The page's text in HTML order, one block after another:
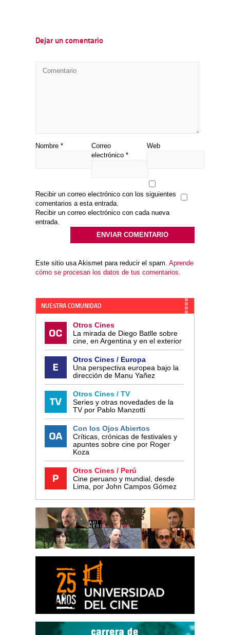
Dejar un comentario
Nombre *
Correo
electrónico *
Web
Recibir un correo electrónico con los siguientes
comentarios a esta entrada.
Recibir un correo electrónico con cada nueva
entrada.
Este sitio usa Akismet para reducir el spam. Aprende
cómo se procesan los datos de tus comentarios.
NUESTRA COMUNIDAD
Otros Cines
La mirada de Diego Batlle sobre
cine, en Argentina y en el exterior
Otros Cines / Europa
Una perspectiva europea bajo la
dirección de Manu Yañez
Otros Cines / TV
Series y otras novedades de la
TV por Pablo Manzotti
Con los Ojos Abiertos
Críticas, crónicas de festivales y
apuntes sobre cine por Roger
Koza
Otros Cines / Perú
Cine peruano y mundial, desde
Lima, por John Campos Gómez